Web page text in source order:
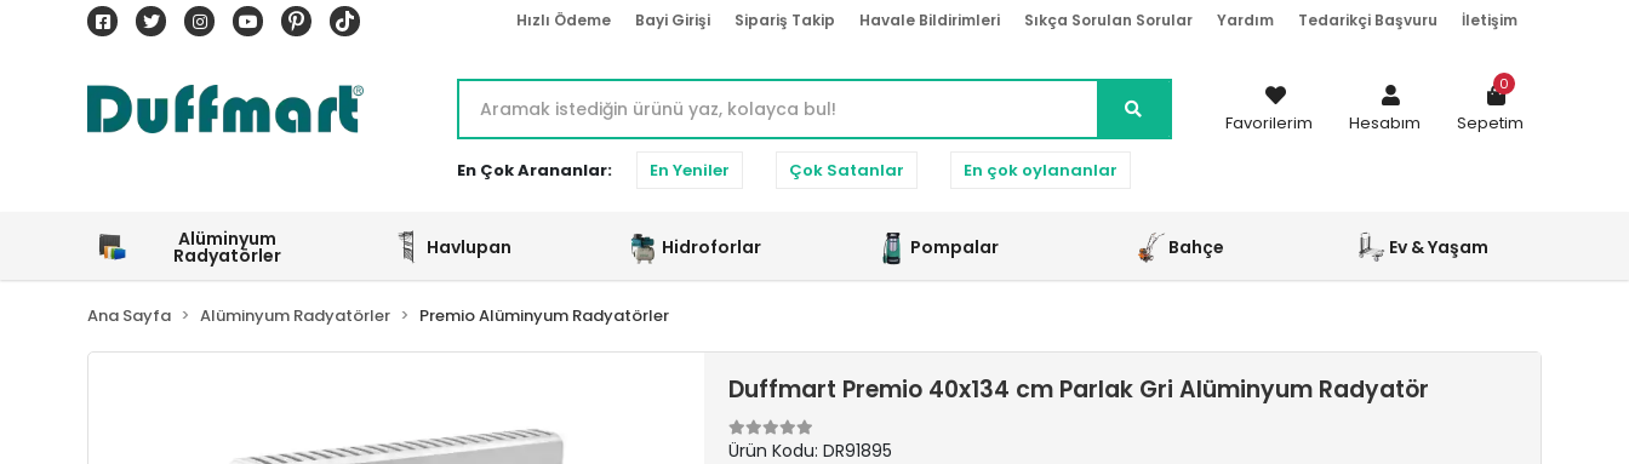
Hızlı Ödeme Bayi Girişi Sipariş Takip Havale Bildirimleri Sıkça Sorulan Sorular Yardım Tedarikçi Başvuru İletişim
En Çok Arananlar: En Yeniler Çok Satanlar En çok oylananlar
Favorilerim Hesabım Sepetim
0
Alüminyum
Radyatörler Havlupan Hidroforlar Pompalar Bahçe Ev & Yaşam
Ana Sayfa Alüminyum Radyatörler Premio Alüminyum Radyatörler
Duffmart Premio 40x134 cm Parlak Gri Alüminyum Radyatör
Ürün Kodu: DR91895